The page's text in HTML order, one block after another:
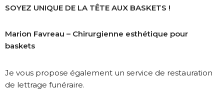
SOYEZ UNIQUE DE LA TÊTE AUX BASKETS !
Marion Favreau – Chirurgienne esthétique pour
baskets
Je vous propose également un service de restauration
de lettrage funéraire.